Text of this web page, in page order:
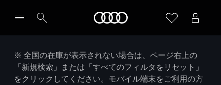
※ 全国の在庫が表示されない場合は、ページ右上の
「新規検索」または「すべてのフィルタをリセット」
をクリックしてください。モバイル端末をご利用の方